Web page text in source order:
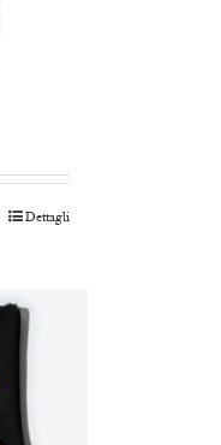
Dettagli